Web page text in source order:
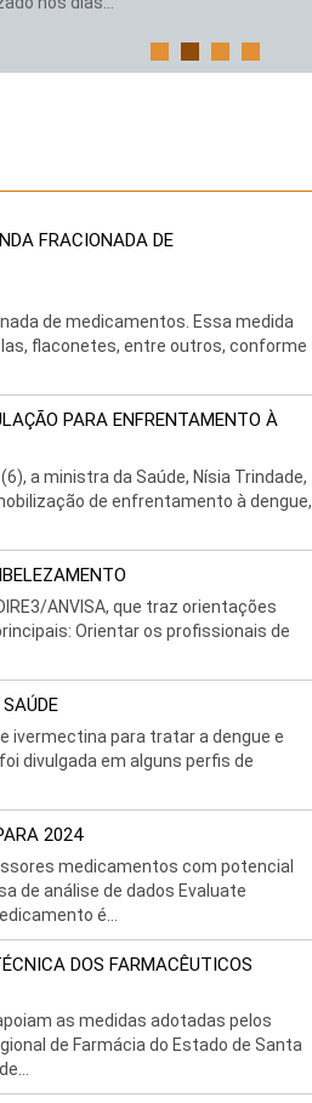
FRACIONADA DE
de medicamentos. Essa medida
flaconetes, entre outros, conforme
PARA ENFRENTAMENTO À
a ministra da Saúde, Nísia Trindade,
de enfrentamento à dengue,
ANVISA, que traz orientações
Orientar os profissionais de
ivermectina para tratar a dengue e
divulgada em alguns perfis de
2024
medicamentos com potencial
de análise de dados Evaluate
é...
DOS FARMACÊUTICOS
as medidas adotadas pelos
de Farmácia do Estado de Santa